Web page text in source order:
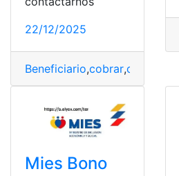
22/12/2025
Beneficiario,cobrar,décima
Mies Bono